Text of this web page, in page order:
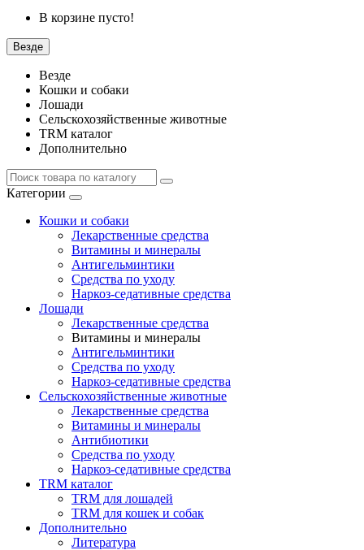
В корзине пусто!
Везде
Везде
Кошки и собаки
Лошади
Сельскохозяйственные животные
TRM каталог
Дополнительно
Категории
Кошки и собаки
Лекарственные средства
Витамины и минералы
Антигельминтики
Средства по уходу
Наркоз-седативные средства
Лошади
Лекарственные средства
Витамины и минералы
Антигельминтики
Средства по уходу
Наркоз-седативные средства
Сельскохозяйственные животные
Лекарственные средства
Витамины и минералы
Антибиотики
Средства по уходу
Наркоз-седативные средства
TRM каталог
TRM для лошадей
TRM для кошек и собак
Дополнительно
Литература